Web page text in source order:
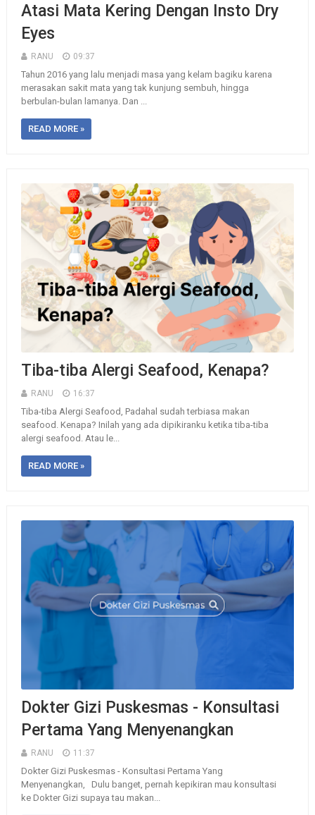
Atasi Mata Kering Dengan Insto Dry
Eyes
RANU 09:37
Tahun 2016 yang lalu menjadi masa yang kelam bagiku karena
merasakan sakit mata yang tak kunjung sembuh, hingga
berbulan-bulan lamanya. Dan ...
READ MORE »
Tiba-tiba Alergi Seafood, Kenapa?
RANU 16:37
Tiba-tiba Alergi Seafood, Padahal sudah terbiasa makan
seafood. Kenapa? Inilah yang ada dipikiranku ketika tiba-tiba
alergi seafood. Atau le...
READ MORE »
Dokter Gizi Puskesmas - Konsultasi
Pertama Yang Menyenangkan
RANU 11:37
Dokter Gizi Puskesmas - Konsultasi Pertama Yang
Menyenangkan, Dulu banget, pernah kepikiran mau konsultasi
ke Dokter Gizi supaya tau makan...